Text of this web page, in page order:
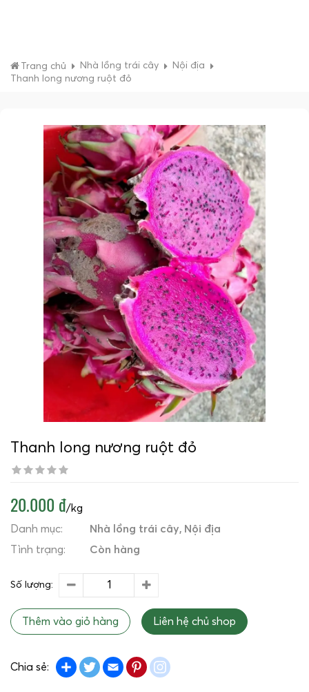
Trang chủ Nhà lồng trái cây
Nội địa
Thanh long nương ruột đỏ
Thanh long nương ruột đỏ
20.000 đ/kg
Danh mục:
Nhà lồng trái cây
Nội địa
Tình trạng:
Còn hàng
Số lượng:
Thêm vào giỏ hàng Liên hệ chủ shop
Chia sẻ: Share TwitterEmail Pinterest